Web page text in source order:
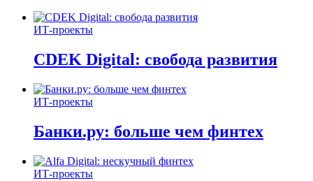
ИТ-проекты
CDEK Digital: свобода развития
ИТ-проекты
Банки.ру: больше чем финтех
ИТ-проекты